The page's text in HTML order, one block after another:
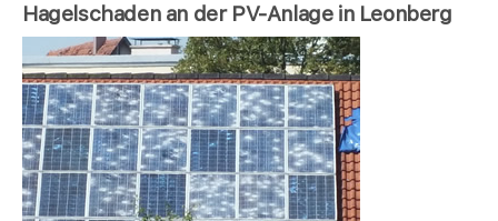
Hagelschaden an der PV-Anlage in Leonberg